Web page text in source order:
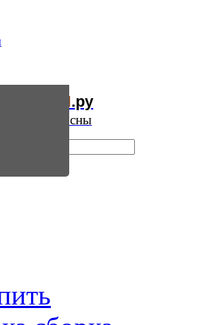
Сосны.ру
из сосны